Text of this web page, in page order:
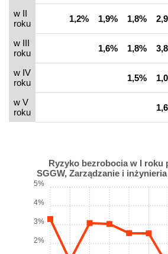
w II
roku
1,2% 1,9% 1,8%
w III
roku
1,6% 1,8%
w IV
roku
1,5%
w V
roku
Ryzyko bezrobocia w I roku
SGGW, Zarządzanie i
2%
3%
4%
5%